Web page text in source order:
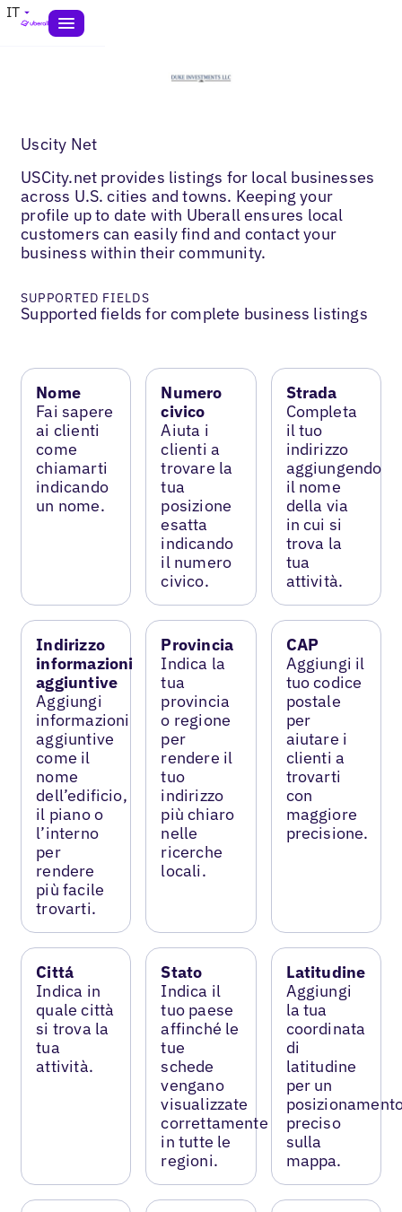
IT
Uscity Net
USCity.net provides listings for local businesses
across U.S. cities and towns. Keeping your
profile up to date with Uberall ensures local
customers can easily find and contact your
business within their community.
SUPPORTED FIELDS
Supported fields for complete business listings
Nome
Fai sapere
ai clienti
come
chiamarti
indicando
un nome.
Numero
civico
Aiuta i
clienti a
trovare la
tua
posizione
esatta
indicando
il numero
civico.
Strada
Completa
il tuo
indirizzo
aggiungendo
il nome
della via
in cui si
trova la
tua
attività.
Indirizzo
informazioni
aggiuntive
Aggiungi
informazioni
aggiuntive
come il
nome
dell’edificio,
il piano o
l’interno
per
rendere
più facile
trovarti.
Provincia
Indica la
tua
provincia
o regione
per
rendere il
tuo
indirizzo
più chiaro
nelle
ricerche
locali.
CAP
Aggiungi il
tuo codice
postale
per
aiutare i
clienti a
trovarti
con
maggiore
precisione.
Cittá
Indica in
quale città
si trova la
tua
attività.
Stato
Indica il
tuo paese
affinché le
tue
schede
vengano
visualizzate
correttamente
in tutte le
regioni.
Latitudine
Aggiungi
la tua
coordinata
di
latitudine
per un
preciso
sulla
mappa.